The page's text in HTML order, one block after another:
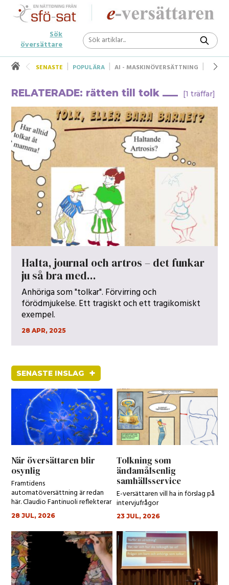
Sök
översättare
SENASTE POPULÄRA AI - MASKINÖVERSÄTTNING
RELATERADE: rätten till tolk [1 träffar]
Halta, journal och artros – det funkar
ju så bra med...
Anhöriga som "tolkar". Förvirring och
förödmjukelse. Ett tragiskt och ett tragikomiskt
exempel.
28 APR, 2025
SENASTE INSLAG +
När översättaren blir
osynlig
Framtidens
automatöversättning är redan
här. Claudio Fantinuoli reflekterar
kring den.
28 JUL, 2026
Tolkning som
ändamålsenlig
samhällsservice
E-versättaren vill ha in förslag på
intervjufrågor
23 JUL, 2026